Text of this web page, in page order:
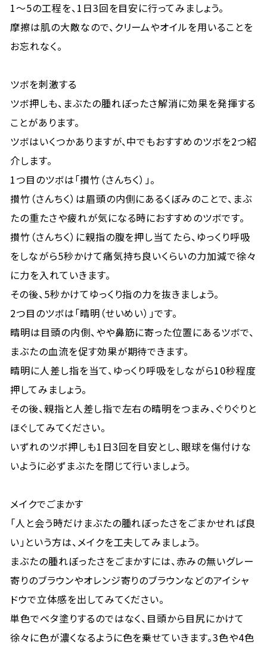
1～5の工程を、1日3回を目安に行ってみましょう。
摩擦は肌の大敵なので、クリームやオイルを用いることを
お忘れなく。
ツボを刺激する
ツボ押しも、まぶたの腫れぼったさ解消に効果を発揮する
ことがあります。
ツボはいくつかありますが、中でもおすすめのツボを2つ紹
介します。
1つ目のツボは「攅竹（さんちく）」。
攅竹（さんちく）は眉頭の内側にあるくぼみのことで、まぶ
たの重たさや疲れが気になる時におすすめのツボです。
攅竹（さんちく）に親指の腹を押し当てたら、ゆっくり呼吸
をしながら5秒かけて痛気持ち良いくらいの力加減で徐々
に力を入れていきます。
その後、5秒かけてゆっくり指の力を抜きましょう。
2つ目のツボは「晴明（せいめい）」です。
晴明は目頭の内側、やや鼻筋に寄った位置にあるツボで、
まぶたの血流を促す効果が期待できます。
晴明に人差し指を当て、ゆっくり呼吸をしながら10秒程度
押してみましょう。
その後、親指と人差し指で左右の晴明をつまみ、ぐりぐりと
ほぐしてみてください。
いずれのツボ押しも1日3回を目安とし、眼球を傷付けな
いように必ずまぶたを閉じて行いましょう。
メイクでごまかす
「人と会う時だけまぶたの腫れぼったさをごまかせれば良
い」という方は、メイクを工夫してみましょう。
まぶたの腫れぼったさをごまかすには、赤みの無いグレー
寄りのブラウンやオレンジ寄りのブラウンなどのアイシャ
ドウで立体感を出してみてください。
単色でベタ塗りするのではなく、目頭から目尻にかけて
徐々に色が濃くなるように色を乗せていきます。3色や4色